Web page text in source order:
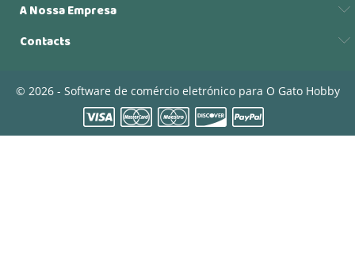
A Nossa Empresa
Contacts
© 2026 - Software de comércio eletrónico para O Gato Hobby